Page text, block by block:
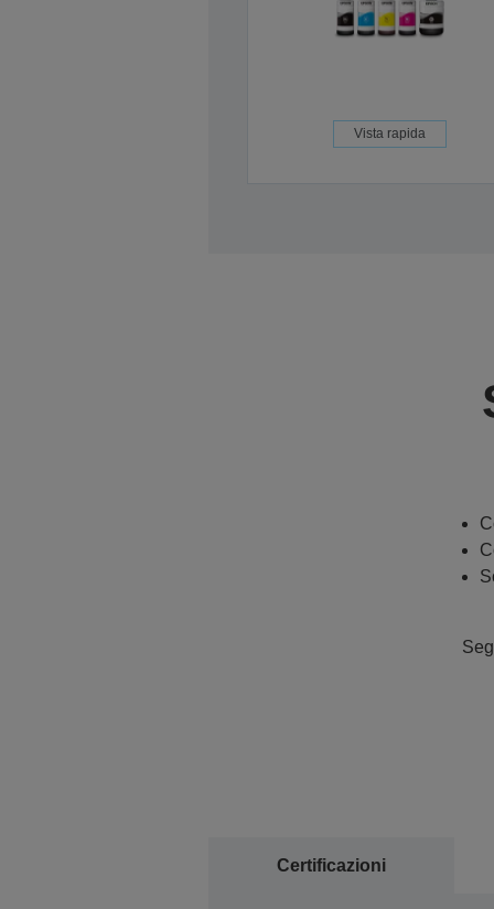
Vista rapida
Certificazioni